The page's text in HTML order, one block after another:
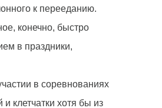
к перееданию.
конечно, быстро
в праздники,
в соревнованиях
клетчатки хотя бы из